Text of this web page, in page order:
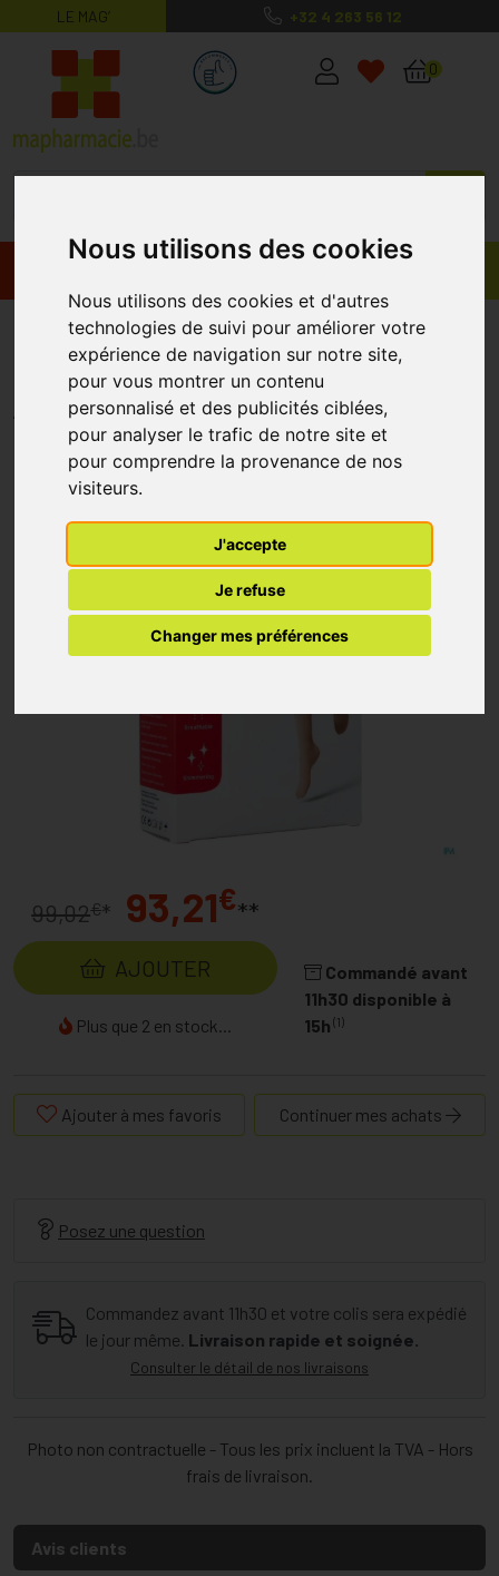
Nous utilisons des cookies
Nous utilisons des cookies et d'autres
technologies de suivi pour améliorer votre
expérience de navigation sur notre site,
pour vous montrer un contenu
personnalisé et des publicités ciblées,
pour analyser le trafic de notre site et
pour comprendre la provenance de nos
visiteurs.
J'accepte
Je refuse
Changer mes préférences
LE MAG’ +32 4 263 56 12
MaPharmacie.be ma santé, mes
0
Jobst Ultras 1 Ag Reg Open Dots
Nat Iii Pair
JOBST
99,02€* 93,21€**
AJOUTER
Plus que 2 en stock...
Commandé avant
11h30 disponible à
15h (1)
Ajouter à mes favoris Continuer mes achats
Posez une question
Commandez avant 11h30 et votre colis sera expédié
le jour même. Livraison rapide et soignée.
Consulter le détail de nos livraisons
Photo non contractuelle - Tous les prix incluent la TVA - Hors
frais de livraison.
Avis clients